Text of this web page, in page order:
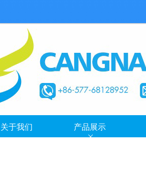
关于我们 产品展示